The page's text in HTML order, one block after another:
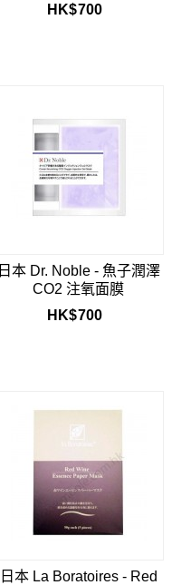
HK$700
日本 Dr. Noble - 魚子潤澤
CO2 注氧面膜
HK$700
日本 La Boratoires - Red